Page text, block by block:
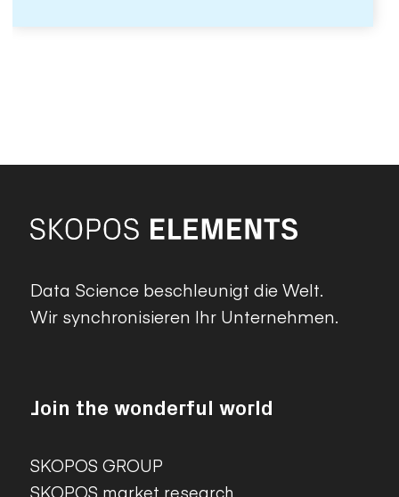
Data Science beschleunigt die Welt.
Wir synchronisieren Ihr Unternehmen.
Join the wonderful world
SKOPOS GROUP
SKOPOS market research